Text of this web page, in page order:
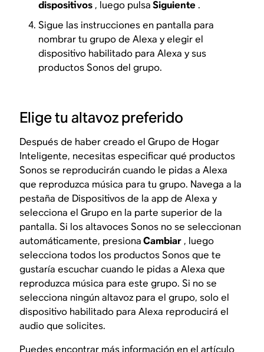
dispositivos , luego pulsaSiguiente .
Sigue las instrucciones en pantalla para
nombrar tu grupo de Alexa y elegir el
dispositivo habilitado para Alexa y sus
productos Sonos del grupo.
Elige tu altavoz preferido
Después de haber creado el Grupo de Hogar
Inteligente, necesitas especificar qué productos
Sonos se reproducirán cuando le pidas a Alexa
que reproduzca música para tu grupo. Navega a la
pestaña de Dispositivos de la app de Alexa y
selecciona el Grupo en la parte superior de la
pantalla. Si los altavoces Sonos no se seleccionan
automáticamente, presionaCambiar, luego
selecciona todos los productos Sonos que te
gustaría escuchar cuando le pidas a Alexa que
reproduzca música para este grupo. Si no se
selecciona ningún altavoz para el grupo, solo el
dispositivo habilitado para Alexa reproducirá el
audio que solicites.